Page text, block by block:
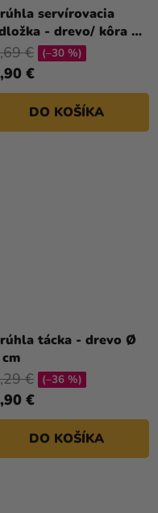
servírovacia
- drevo/ kôra Ø
€
€ (–30 %)
DO KOŠÍKA
tácka - drevo Ø
€
€ (–36 %)
DO KOŠÍKA